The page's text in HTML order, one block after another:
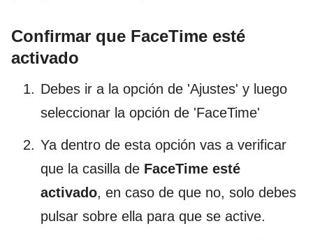
Confirmar que FaceTime esté
activado
Debes ir a la opción de 'Ajustes' y luego
seleccionar la opción de 'FaceTime'
Ya dentro de esta opción vas a verificar
que la casilla de FaceTime esté
activado, en caso de que no, solo debes
pulsar sobre ella para que se active.